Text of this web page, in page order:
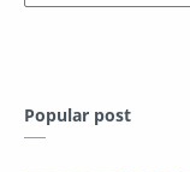
Popular post